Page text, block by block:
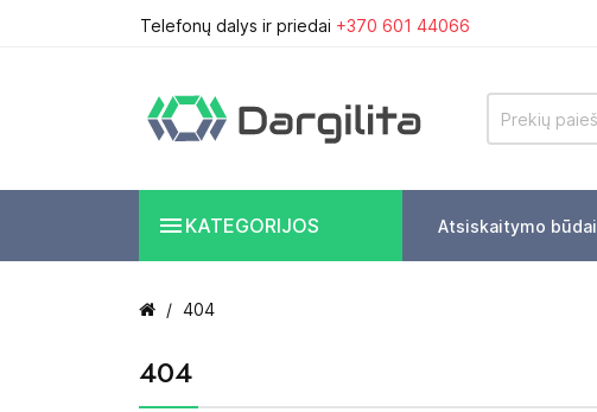
Telefonų dalys ir priedai +370 601 44066
 KATEGORIJOS Atsiskaitymo būdai
404
404